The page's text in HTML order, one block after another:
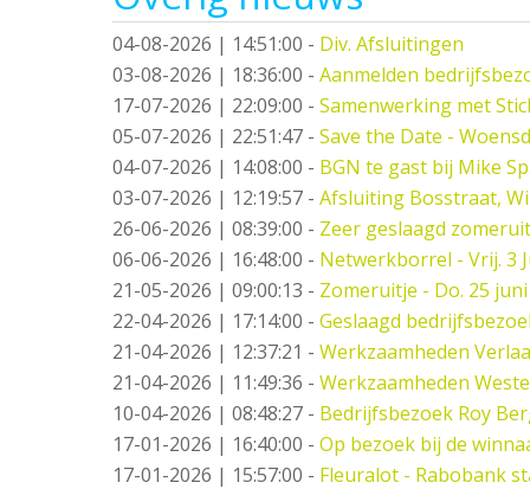
04-08-2026 | 14:51:00 - Div. Afsluitingen
03-08-2026 | 18:36:00 - Aanmelden
17-07-2026 | 22:09:00 - Samenwerking met
05-07-2026 | 22:51:47 - Save the Date -
04-07-2026 | 14:08:00 - BGN te gast bij Mike
03-07-2026 | 12:19:57 - Afsluiting Bosstraat,
26-06-2026 | 08:39:00 - Zeer geslaagd
06-06-2026 | 16:48:00 - Netwerkborrel - Vrij. 3
21-05-2026 | 09:00:13 - Zomeruitje - Do. 25 juni
22-04-2026 | 17:14:00 - Geslaagd
21-04-2026 | 12:37:21 - Werkzaamheden
21-04-2026 | 11:49:36 - Werkzaamheden
10-04-2026 | 08:48:27 - Bedrijfsbezoek Roy
17-01-2026 | 16:40:00 - Op bezoek bij de
17-01-2026 | 15:57:00 - Fleuralot - Rabobank